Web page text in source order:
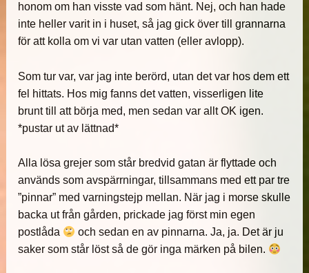
honom om han visste vad som hänt. Nej, och han hade
inte heller varit in i huset, så jag gick över till grannarna
för att kolla om vi var utan vatten (eller avlopp).
Som tur var, var jag inte berörd, utan det var hos dem ett
fel hittats. Hos mig fanns det vatten, visserligen lite
brunt till att börja med, men sedan var allt OK igen.
*pustar ut av lättnad*
Alla lösa grejer som står bredvid gatan är flyttade och
används som avspärrningar, tillsammans med ett par tre
”pinnar” med varningstejp mellan. När jag i morse skulle
backa ut från gården, prickade jag först min egen
postlåda
och sedan en av pinnarna. Ja, ja. Det är ju
saker som står löst så de gör inga märken på bilen.